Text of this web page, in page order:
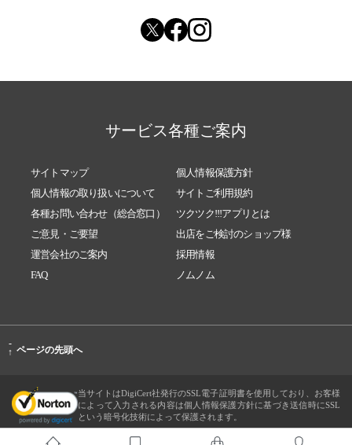
サービス各種ご案内
サイトマップ
個人情報保護方針
個人情報の取り扱いについて
サイトご利用規約
各種お問い合わせ（総合窓口）
ツクツク!!!アプリとは
ご意見・ご要望
出店をご検討のショップ様
運営会社のご案内
採用情報
FAQ
ノムノム
-
↑ ページの先頭へ
当サイトはDigiCert社発行のSSL電子証明書を使用しており、お客様
によって入力される内容は個人情報保護方針に基づき送信時にSSL
という暗号化技術によって保護されます。